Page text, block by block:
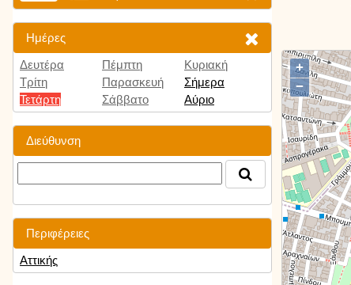
Ημέρες
Δευτέρα
Τρίτη
Τετάρτη
Πέμπτη
Παρασκευή
Σάββατο
Κυριακή
Σήμερα
Αύριο
Διεύθυνση
Περιφέρειες
Αττικής
+
−